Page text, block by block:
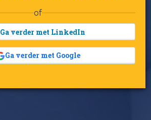
of
Ga verder met LinkedIn
Ga verder met Google